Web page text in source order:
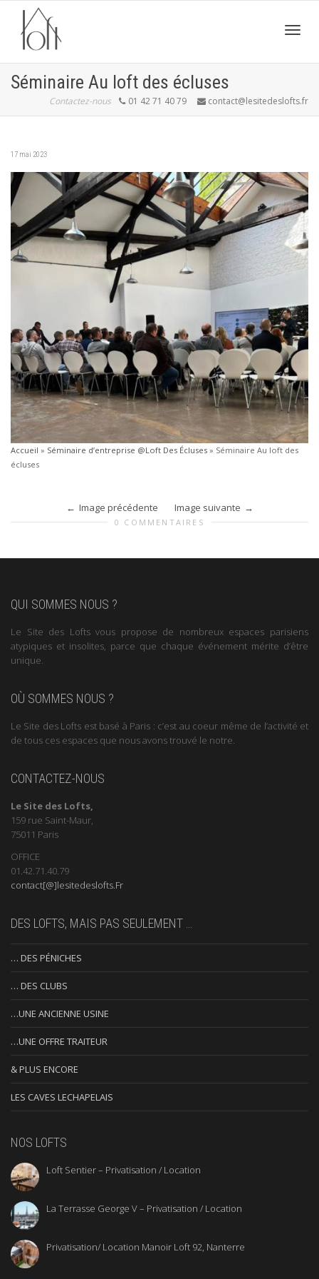
Séminaire Au loft des écluses
Contactez-nous 01 42 71 40 79 contact@lesitedeslofts.fr
17 mai 2023
Accueil » Séminaire d’entreprise @Loft Des Écluses » Séminaire Au loft des
écluses
Image précédente Image suivante
0 COMMENTAIRES
QUI SOMMES NOUS ?
Le Site des Lofts vous propose de nombreux espaces parisiens
atypiques et insolites, parce que chaque événement mérite d’être
unique.
OÙ SOMMES NOUS ?
Le Site des Lofts est basé à Paris : c’est au coeur même de l’activité et
de tous ces espaces que nous avons trouvé le notre.
CONTACTEZ-NOUS
Le Site des Lofts,
159 rue Saint-Maur,
75011 Paris
OFFICE
01.42.71.40.79
contact[@]lesitedeslofts.Fr
DES LOFTS, MAIS PAS SEULEMENT …
… DES PÉNICHES
… DES CLUBS
…UNE ANCIENNE USINE
…UNE OFFRE TRAITEUR
& PLUS ENCORE
LES CAVES LECHAPELAIS
NOS LOFTS
Loft Sentier – Privatisation / Location
La Terrasse George V – Privatisation / Location
Privatisation/ Location Manoir Loft 92, Nanterre